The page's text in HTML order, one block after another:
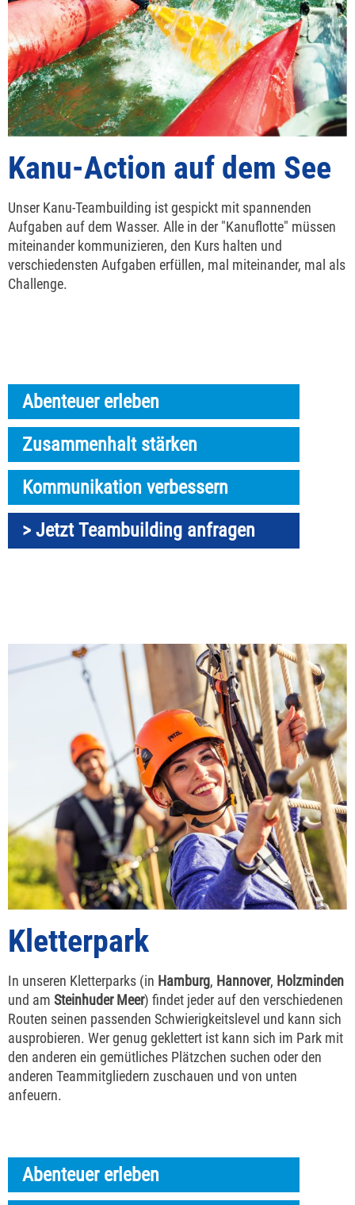
Kanu-Action auf dem See
Unser Kanu-Teambuilding ist gespickt mit spannenden
Aufgaben auf dem Wasser. Alle in der "Kanuflotte" müssen
miteinander kommunizieren, den Kurs halten und
verschiedensten Aufgaben erfüllen, mal miteinander, mal als
Challenge.
Abenteuer erleben
Zusammenhalt stärken
Kommunikation verbessern
> Jetzt Teambuilding anfragen
Kletterpark
In unseren Kletterparks (in Hamburg, Hannover, Holzminden
und am Steinhuder Meer) findet jeder auf den verschiedenen
Routen seinen passenden Schwierigkeitslevel und kann sich
ausprobieren. Wer genug geklettert ist kann sich im Park mit
den anderen ein gemütliches Plätzchen suchen oder den
anderen Teammitgliedern zuschauen und von unten
anfeuern.
Abenteuer erleben